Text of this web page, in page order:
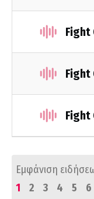
Fight
Fight
Fight
Εμφάνιση
1
2 3 4 5 6